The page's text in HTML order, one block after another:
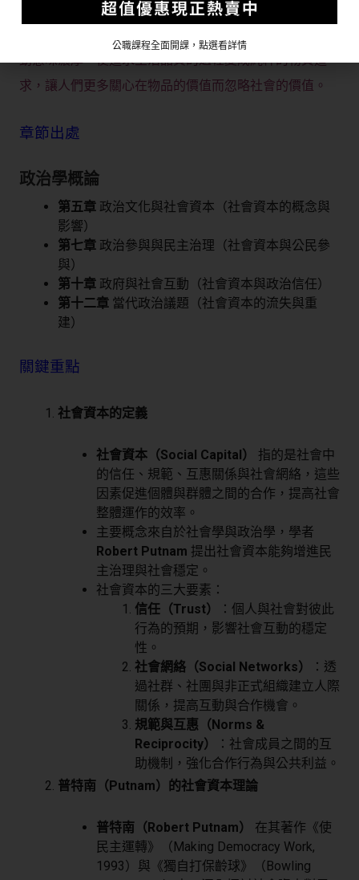
「完成事物清單的機械」失去自主性。
勁意味濃厚，使追求生活品質的過程變成純粹的物質追
求，讓人們更多關心在物品的價值而忽略社會的價值。
章節出處
政治學概論
第五章 政治文化與社會資本（社會資本的概念與
影響）
第七章 政治參與與民主治理（社會資本與公民參
與）
第十章 政府與社會互動（社會資本與政治信任）
第十二章 當代政治議題（社會資本的流失與重
建）
關鍵重點
社會資本的定義
社會資本（Social Capital）
指的是社會中
的信任、規範、互惠關係與社會網絡，這些
因素促進個體與群體之間的合作，提高社會
整體運作的效率。
主要概念來自於社會學與政治學，學者
Robert Putnam 提出社會資本能夠增進民
主治理與社會穩定。
社會資本的三大要素：
信任（Trust）
：個人與社會對彼此
行為的預期，影響社會互動的穩定
性。
社會網絡（Social Networks）
：透
過社群、社團與非正式組織建立人際
關係，提高互動與合作機會。
規範與互惠（Norms &
Reciprocity）
：社會成員之間的互
助機制，強化合作行為與公共利益。
普特南（Putnam）的社會資本理論
普特南（Robert Putnam）
在其著作《使
民主運轉》（Making Democracy Work,
1993）與《獨自打保齡球》（Bowling
公職課程全面開課，點選看詳情